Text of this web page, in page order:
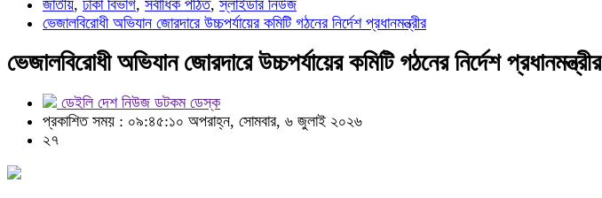
জাতীয়, ঢাকা বিভাগ, সর্বাধিক পঠিত,স্লাইডার নিউজ
ভেজালবিরোধী অভিযান জোরদারে উচ্চপর্যায়ের কমিটি গঠনের নির্দেশ প্রধানমন্ত্রীর
ভেজালবিরোধী অভিযান জোরদারে উচ্চপর্যায়ের কমিটি গঠনের নির্দেশ প্রধানমন্ত্রীর
ডেইলি দেশ নিউজ ডটকম ডেস্ক
প্রকাশিত সময় : ০৯:৪৫:১০ অপরাহ্ন, সোমবার, ৬ জুলাই ২০২৬
২৭